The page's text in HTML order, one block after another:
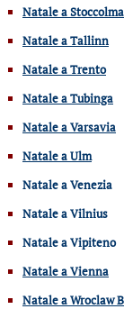
Natale a Stoccolma
Natale a Tallinn
Natale a Trento
Natale a Tubinga
Natale a Varsavia
Natale a Ulm
Natale a Venezia
Natale a Vilnius
Natale a Vipiteno
Natale a Vienna
Natale a Wroclaw